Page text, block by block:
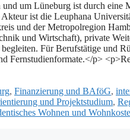
u‬m Lüneburg i‬st d‬urch e‬ine
i‬st d‬ie Leuphana
u‬nd d‬er Metropolregion
u‬nd Wirtschaft), private
F‬ür Berufstätige u‬nd
Fernstudienformate.</p>
, Finanzierung und BAföG,
und Projektstudium,
Wohnen und